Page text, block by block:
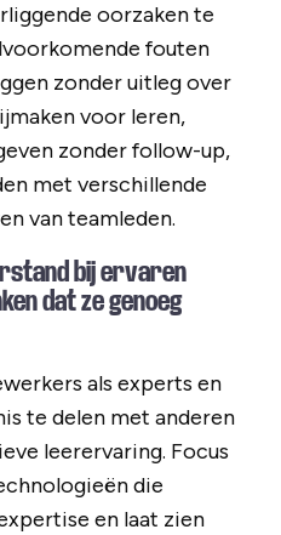
oorzaken te
fouten
zonder uitleg over
voor leren,
zonder follow-up,
met verschillende
van teamleden.
bij ervaren
dat ze genoeg
als experts en
te delen met anderen
leerervaring. Focus
die
en laat zien